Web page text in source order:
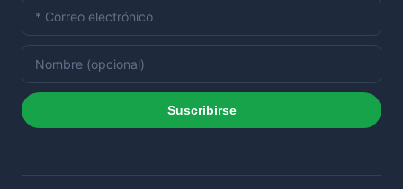
Suscribirse